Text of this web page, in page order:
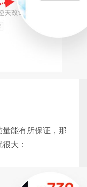
能有所保证，那
大：